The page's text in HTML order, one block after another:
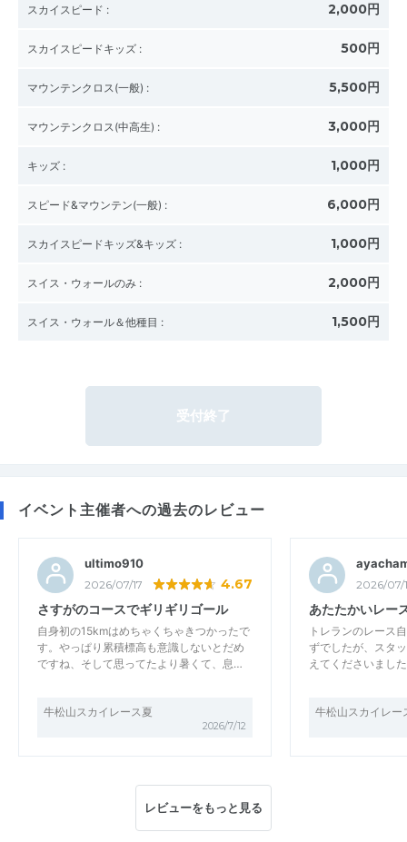
スカイスピード : 2,000円
スカイスピードキッズ : 500円
マウンテンクロス(一般) : 5,500円
マウンテンクロス(中高生) : 3,000円
キッズ : 1,000円
スピード&マウンテン(一般) : 6,000円
スカイスピードキッズ&キッズ : 1,000円
スイス・ウォールのみ : 2,000円
スイス・ウォール＆他種目 : 1,500円
受付終了
イベント主催者への過去のレビュー
ultimo910
2026/07/17 4.67
さすがのコースでギリギリゴール
自身初の15kmはめちゃくちゃきつかったで
す。やっぱり累積標高も意識しないとだめ
ですね、そして思ってたより暑くて、息…
牛松山スカイレース夏
2026/7/12
2026/07/
あたたかいレー
トレランのレース
ずでしたが、スタ
えてくださいまし
牛松山スカイレー
レビューをもっと見る